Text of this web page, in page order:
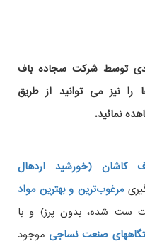
توسط شرکت سجاده باف
نیز می توانید از طریق
نمائید.
(خورشید اردهال
مرغوب‌ترین و بهترین مواد
ست شده، بدون پرز) و با
صنعت نساجی موجود